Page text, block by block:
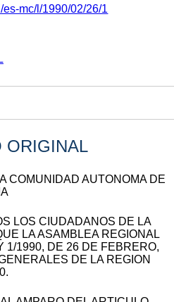
mc/l/1990/02/26/1
ORIGINAL
COMUNIDAD AUTONOMA DE
LOS CIUDADANOS DE LA
LA ASAMBLEA REGIONAL
1/1990, DE 26 DE FEBRERO,
DE LA REGION